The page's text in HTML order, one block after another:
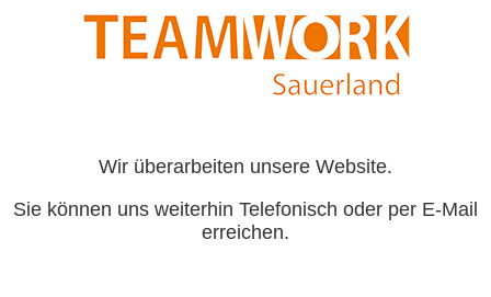
Wir überarbeiten unsere Website.
Sie können uns weiterhin Telefonisch oder per E-Mail
erreichen.